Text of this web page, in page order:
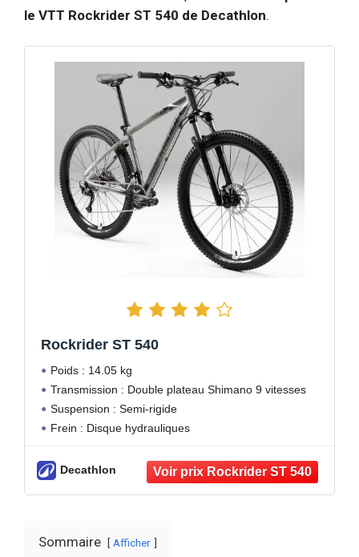
le VTT Rockrider ST 540 de Decathlon.
Rockrider ST 540
Poids : 14.05 kg
Transmission : Double plateau Shimano 9 vitesses
Suspension : Semi-rigide
Frein : Disque hydrauliques
Decathlon
Sommaire Afficher